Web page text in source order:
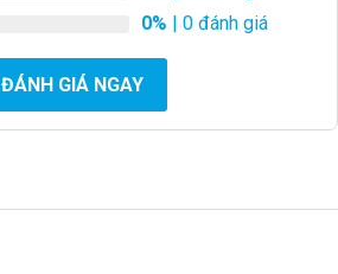
0% | 0 đánh giá
ĐÁNH GIÁ NGAY